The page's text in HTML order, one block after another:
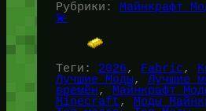
Рубрики: Майнкрафт
💫
Теги: 2026, Fabric,
Лучшие Моды, Лучшие
времён, Майнкрафт
Minecraft, Моды